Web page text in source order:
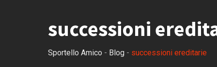
successioni
Sportello Amico - Blog - successioni ereditarie